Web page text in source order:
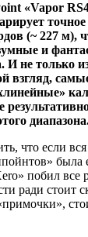
«Vapor
точное
(~ 227 м),
и
И не только
взгляд,
что если
была
побил
ради стоит